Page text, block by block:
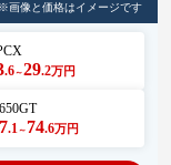
※画像と価格はイメージです
.6～29.2万円
.1 ～ 74.6万円